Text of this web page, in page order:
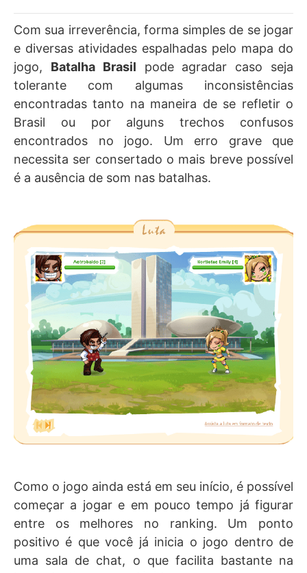
Com sua irreverência, forma simples de se jogar
e diversas atividades espalhadas pelo mapa do
jogo, Batalha Brasil pode agradar caso seja
tolerante com algumas inconsistências
encontradas tanto na maneira de se refletir o
Brasil ou por alguns trechos confusos
encontrados no jogo. Um erro grave que
necessita ser consertado o mais breve possível
é a ausência de som nas batalhas.
Como o jogo ainda está em seu início, é possível
começar a jogar e em pouco tempo já figurar
entre os melhores no ranking. Um ponto
positivo é que você já inicia o jogo dentro de
uma sala de chat, o que facilita bastante na